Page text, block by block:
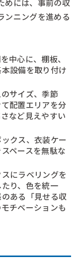
めには、事前の収
ンニングを進める
中心に、棚板、
設備を取り付け
サイズ、季節
配置エリアを分
など見えやすい
クス、衣装ケー
ペースを無駄な
にラベリングを
り、色を統一
のある「見せる収
チベーションも